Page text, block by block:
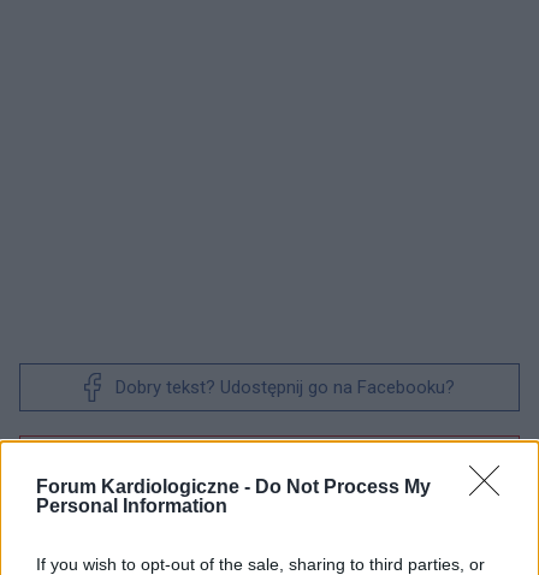
Forum Kardiologiczne - Do Not Process My
Personal Information
If you wish to opt-out of the sale, sharing to third parties, or
Dobry tekst? Udostępnij go na Facebooku?
na
News